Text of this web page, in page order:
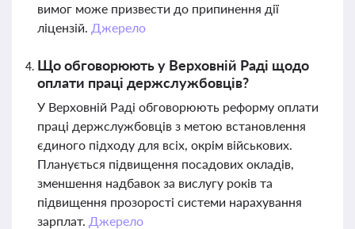
вимог може призвести до припинення дії
ліцензій. Джерело
Що обговорюють у Верховній Раді щодо
оплати праці держслужбовців?
У Верховній Раді обговорюють реформу оплати
праці держслужбовців з метою встановлення
єдиного підходу для всіх, окрім військових.
Планується підвищення посадових окладів,
зменшення надбавок за вислугу років та
підвищення прозорості системи нарахування
зарплат. Джерело